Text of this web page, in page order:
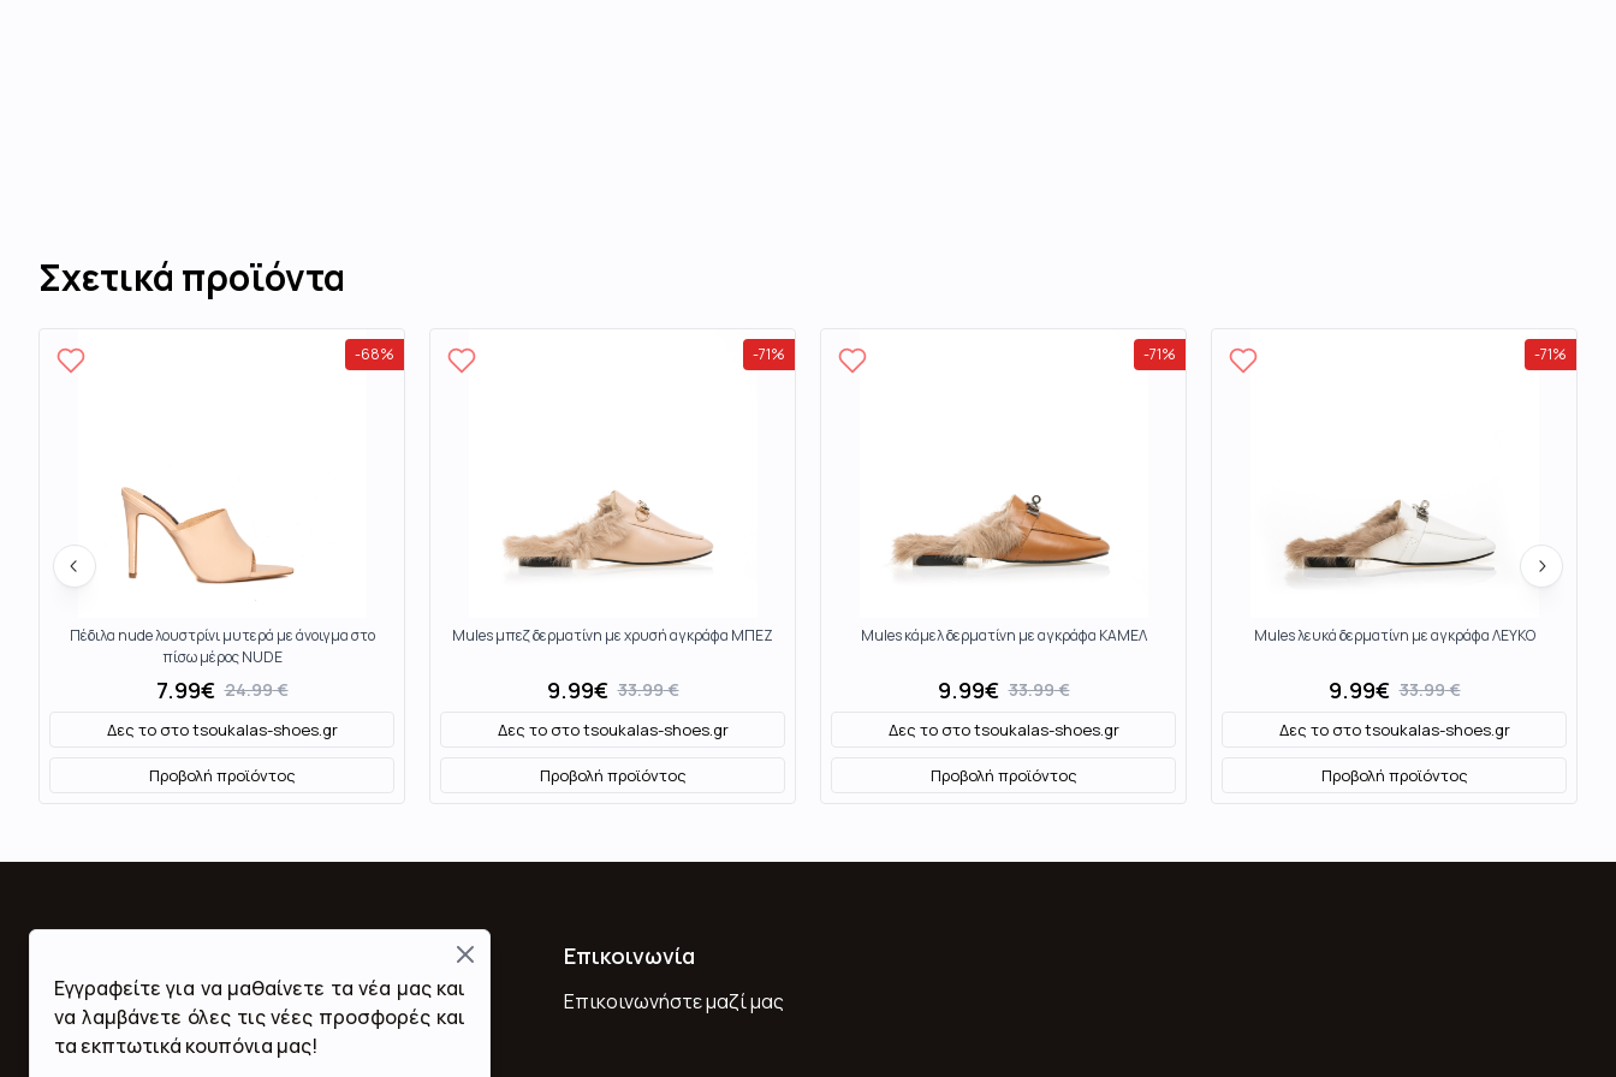
Close
Εγγραφείτε για να μαθαίνετε τα νέα μας και
να λαμβάνετε όλες τις νέες προσφορές και
τα εκπτωτικά κουπόνια μας!
Σχετικά προϊόντα
-68%
Πέδιλα nude λουστρίνι μυτερά με άνοιγμα στο
πίσω μέρος NUDE
7.99€ 24.99€
Δες το στοtsoukalas-shoes.gr
Προβολή προϊόντος
-71%
Mules μπεζ δερματίνη με χρυσή αγκράφα ΜΠΕΖ
9.99€ 33.99€
Δες το στοtsoukalas-shoes.gr
Προβολή προϊόντος
-71%
Mules κάμελ δερματίνη με αγκράφα ΚΑΜΕΛ
9.99€ 33.99€
Δες το στοtsoukalas-shoes.gr
Προβολή προϊόντος
-71%
Mules λευκά δερματίνη με αγκράφα ΛΕΥΚΟ
9.99€ 33.99€
Δες το στοtsoukalas-shoes.gr
Προβολή προϊόντος
Ποιοι Είμαστε
Όροι Χρήσης & Προϋποθέσεις
Επικοινωνία
Επικοινωνήστε μαζί μας